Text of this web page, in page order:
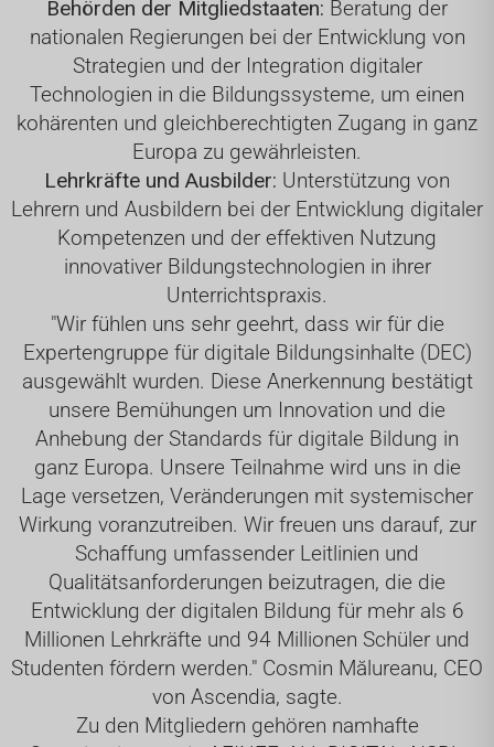
Behörden der Mitgliedstaaten: Beratung der
nationalen Regierungen bei der Entwicklung von
Strategien und der Integration digitaler
Technologien in die Bildungssysteme, um einen
kohärenten und gleichberechtigten Zugang in ganz
Europa zu gewährleisten.
Lehrkräfte und Ausbilder: Unterstützung von
Lehrern und Ausbildern bei der Entwicklung digitaler
Kompetenzen und der effektiven Nutzung
innovativer Bildungstechnologien in ihrer
Unterrichtspraxis.
"Wir fühlen uns sehr geehrt, dass wir für die
Expertengruppe für digitale Bildungsinhalte (DEC)
ausgewählt wurden. Diese Anerkennung bestätigt
unsere Bemühungen um Innovation und die
Anhebung der Standards für digitale Bildung in
ganz Europa. Unsere Teilnahme wird uns in die
Lage versetzen, Veränderungen mit systemischer
Wirkung voranzutreiben. Wir freuen uns darauf, zur
Schaffung umfassender Leitlinien und
Qualitätsanforderungen beizutragen, die die
Entwicklung der digitalen Bildung für mehr als 6
Millionen Lehrkräfte und 94 Millionen Schüler und
Studenten fördern werden." Cosmin Mălureanu, CEO
von Ascendia, sagte.
Zu den Mitgliedern gehören namhafte